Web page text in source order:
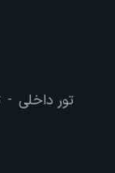
تور داخلی